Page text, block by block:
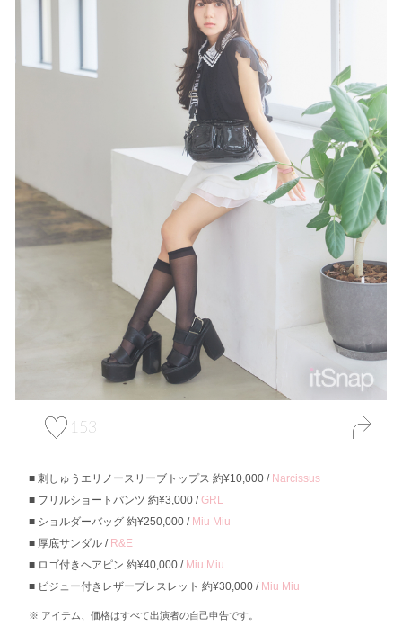
153
刺しゅうエリノースリーブトップス 約¥10,000 / Narcissus
フリルショートパンツ 約¥3,000 /GRL
ショルダーバッグ 約¥250,000 / Miu Miu
厚底サンダル / R&E
ロゴ付きヘアピン 約¥40,000 / Miu Miu
ビジュー付きレザーブレスレット 約¥30,000 / Miu Miu
アイテム、価格はすべて出演者の自己申告です。